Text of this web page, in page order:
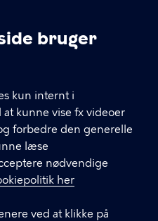
bruger
kun internt i
kunne vise fx videoer
forbedre den generelle
læse
nødvendige
her
ved at klikke på